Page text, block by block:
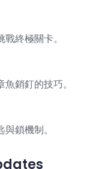
終極關卡。
銷釘的技巧。
鎖機制。